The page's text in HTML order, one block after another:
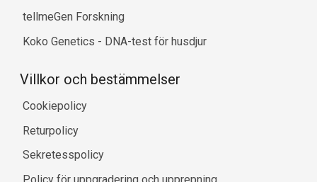
tellmeGen Forskning
Koko Genetics - DNA-test för husdjur
Villkor och bestämmelser
Cookiepolicy
Returpolicy
Sekretesspolicy